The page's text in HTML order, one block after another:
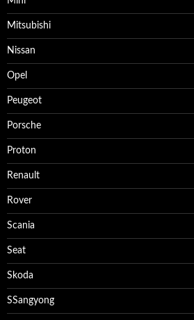
Mitsubishi
Nissan
Opel
Peugeot
Porsche
Proton
Renault
Rover
Scania
Seat
Skoda
SSangyong